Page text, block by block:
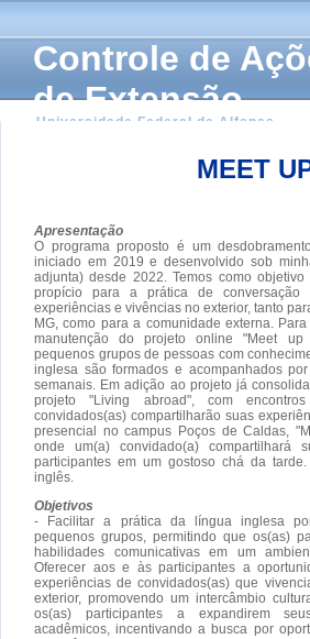
Controle de
de Extensão
Universidade Federal de Alfenas
MEET
Apresentação
O programa proposto é um
iniciado em 2019 e desenvolvido sob
adjunta) desde 2022. Temos como
propício para a prática de
experiências e vivências no exterior, tanto
MG, como para a comunidade externa.
manutenção do projeto online "Meet
pequenos grupos de pessoas com
inglesa são formados e acompanhados
semanais. Em adição ao projeto já
projeto "Living abroad", com
convidados(as) compartilharão suas
presencial no campus Poços de Caldas,
onde um(a) convidado(a) compartilhará
participantes em um gostoso chá da
inglês.
Objetivos
- Facilitar a prática da língua inglesa
pequenos grupos, permitindo que os(as)
habilidades comunicativas em um
Oferecer aos e às participantes a
experiências de convidados(as) que
exterior, promovendo um intercâmbio
os(as) participantes a expandirem
acadêmicos, incentivando a busca por